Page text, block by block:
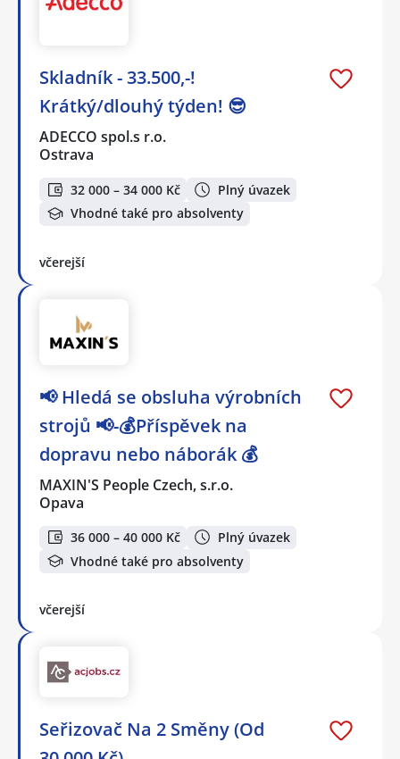
Skladník - 33.500,-!
Krátký/dlouhý týden! 😎
ADECCO spol.s r.o.
Ostrava
32 000 – 34 000 Kč
Plný úvazek
Vhodné také pro absolventy
včerejší
📢 Hledá se obsluha výrobních
strojů 📢-💰Příspěvek na
dopravu nebo náborák 💰
MAXIN'S People Czech, s.r.o.
Opava
36 000 – 40 000 Kč
Plný úvazek
Vhodné také pro absolventy
včerejší
Seřizovač Na 2 Směny (Od